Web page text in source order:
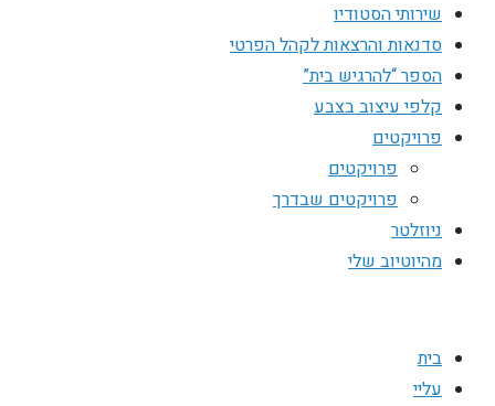
שירותי הסטודיו
סדנאות והרצאות לקהל הפרטי
הספר “להרגיש בית”
קלפי עיצוב בצבע
פרויקטים
פרויקטים
פרויקטים שבדרך
ניוזלטר
מהיוטיוב שלי
בית
עליי